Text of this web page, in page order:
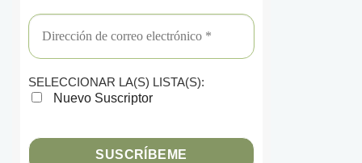
SELECCIONAR LA(S) LISTA(S):
Nuevo Suscriptor